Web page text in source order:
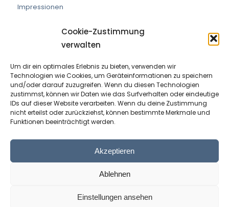
Cookie-Zustimmung
verwalten
Um dir ein optimales Erlebnis zu bieten, verwenden wir
Technologien wie Cookies, um Geräteinformationen zu speichern
und/oder darauf zuzugreifen. Wenn du diesen Technologien
zustimmst, können wir Daten wie das Surfverhalten oder eindeutige
IDs auf dieser Website verarbeiten. Wenn du deine Zustimmung
nicht erteilst oder zurückziehst, können bestimmte Merkmale und
Funktionen beeinträchtigt werden.
Akzeptieren
Ablehnen
Einstellungen ansehen
Impressionen
VEREIN DIE PRAXISMACHER
ZVR Nummer:191908529
Kontaktperson:Wolfram Allinger-Csollich
Mentlgasse 1, 6020 Innsbruck
Email:info@diepraxismacher.at
+43 512 209096